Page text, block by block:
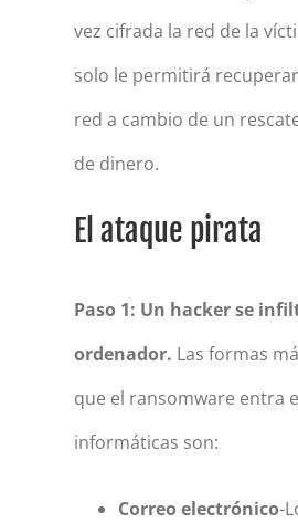
vez cifrada la red de la
solo le permitirá
red a cambio de un
de dinero.
El ataque pirata
Paso 1: Un hacker se
ordenador. Las formas
que el ransomware entra
informáticas son:
Correo electrónico-